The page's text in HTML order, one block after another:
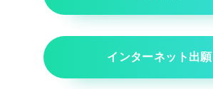
インターネット出願